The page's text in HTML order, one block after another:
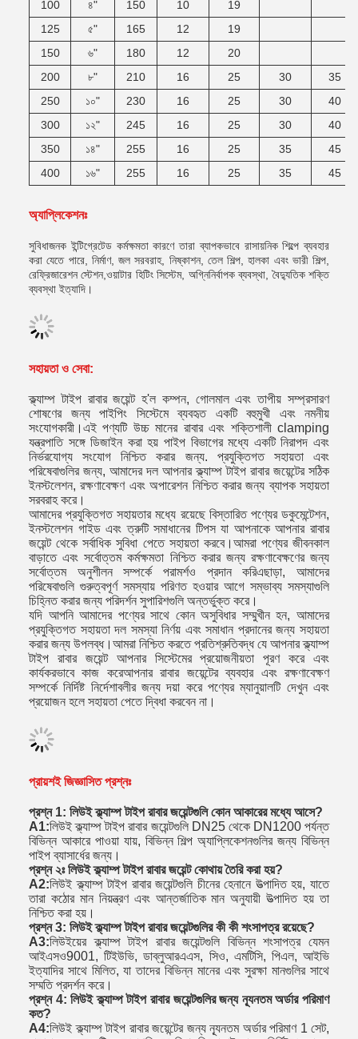
100 ৪" 150 10
19
125
৫" 165 12
19
150
৬" 180 12
20
200
৮" 210 16 25 30
35
250
১০" 230 16 25 30
40
300
১২" 245 16 25 30
40
350
১৪" 255 16 25 35
45
400
১৬" 255 16 25 35 45
অ্যাপ্লিকেশনঃ
সুবিধাজনক ইন্টিগ্রেটেড কর্মক্ষমতা কারণে তারা ব্যাপকভাবে রাসায়নিক শিল্পে ব্যবহার
করা যেতে পারে, নির্মাণ, জল সরবরাহ, নিষ্কাশন, তেল শিল্প, হালকা এবং ভারী শিল্প,
রেফ্রিজারেশন স্টেশন,ওয়াটার হিটিং সিস্টেম, অগ্নিনির্বাপক ব্যবস্থা, বৈদ্যুতিক শক্তি
ব্যবস্থা ইত্যাদি।
সহায়তা ও সেবা:
ক্ল্যাম্প টাইপ রাবার জয়েন্ট হ'ল কম্পন, গোলমাল এবং তাপীয় সম্প্রসারণ
শোষণের জন্য পাইপিং সিস্টেমে ব্যবহৃত একটি বহুমুখী এবং নমনীয়
সংযোগকারী।এই পণ্যটি উচ্চ মানের রাবার এবং শক্তিশালী clamping
যন্ত্রপাতি সঙ্গে ডিজাইন করা হয় পাইপ বিভাগের মধ্যে একটি নিরাপদ এবং
নির্ভরযোগ্য সংযোগ নিশ্চিত করার জন্য. প্রযুক্তিগত সহায়তা এবং
পরিষেবাগুলির জন্য, আমাদের দল আপনার ক্ল্যাম্প টাইপ রাবার জয়েন্টের সঠিক
ইনস্টলেশন, রক্ষণাবেক্ষণ এবং অপারেশন নিশ্চিত করার জন্য ব্যাপক সহায়তা
সরবরাহ করে।
আমাদের প্রযুক্তিগত সহায়তার মধ্যে রয়েছে বিস্তারিত পণ্যের ডকুমেন্টেশন,
ইনস্টলেশন গাইড এবং ত্রুটি সমাধানের টিপস যা আপনাকে আপনার রাবার
জয়েন্ট থেকে সর্বাধিক সুবিধা পেতে সহায়তা করবে।আমরা পণ্যের জীবনকাল
বাড়াতে এবং সর্বোত্তম কর্মক্ষমতা নিশ্চিত করার জন্য রক্ষণাবেক্ষণের জন্য
সর্বোত্তম অনুশীলন সম্পর্কে পরামর্শও প্রদান করিএছাড়া, আমাদের
পরিষেবাগুলি গুরুত্বপূর্ণ সমস্যায় পরিণত হওয়ার আগে সম্ভাব্য সমস্যাগুলি
চিহ্নিত করার জন্য পরিদর্শন সুপারিশগুলি অন্তর্ভুক্ত করে।
যদি আপনি আমাদের পণ্যের সাথে কোন অসুবিধার সম্মুখীন হন, আমাদের
প্রযুক্তিগত সহায়তা দল সমস্যা নির্ণয় এবং সমাধান প্রদানের জন্য সহায়তা
করার জন্য উপলব্ধ।আমরা নিশ্চিত করতে প্রতিশ্রুতিবদ্ধ যে আপনার ক্ল্যাম্প
টাইপ রাবার জয়েন্ট আপনার সিস্টেমের প্রয়োজনীয়তা পূরণ করে এবং
কার্যকরভাবে কাজ করেআপনার রাবার জয়েন্টের ব্যবহার এবং রক্ষণাবেক্ষণ
সম্পর্কে নির্দিষ্ট নির্দেশাবলীর জন্য দয়া করে পণ্যের ম্যানুয়ালটি দেখুন এবং
প্রয়োজন হলে সহায়তা পেতে দ্বিধা করবেন না।
প্রায়শই জিজ্ঞাসিত প্রশ্নঃ
প্রশ্ন 1: লিউই ক্ল্যাম্প টাইপ রাবার জয়েন্টগুলি কোন আকারের মধ্যে আসে?
A1:লিউই ক্ল্যাম্প টাইপ রাবার জয়েন্টগুলি DN25 থেকে DN1200 পর্যন্ত
বিভিন্ন আকারে পাওয়া যায়, বিভিন্ন শিল্প অ্যাপ্লিকেশনগুলির জন্য বিভিন্ন
পাইপ ব্যাসার্ধের জন্য।
প্রশ্ন ২ঃ লিউই ক্ল্যাম্প টাইপ রাবার জয়েন্ট কোথায় তৈরি করা হয়?
A2:লিউই ক্ল্যাম্প টাইপ রাবার জয়েন্টগুলি চীনের হেনানে উত্পাদিত হয়, যাতে
তারা কঠোর মান নিয়ন্ত্রণ এবং আন্তর্জাতিক মান অনুযায়ী উত্পাদিত হয় তা
নিশ্চিত করা হয়।
প্রশ্ন 3: লিউই ক্ল্যাম্প টাইপ রাবার জয়েন্টগুলির কী কী শংসাপত্র রয়েছে?
A3:লিউইয়ের ক্ল্যাম্প টাইপ রাবার জয়েন্টগুলি বিভিন্ন শংসাপত্র যেমন
আইএসও9001, টিইউভি, ডাব্লুআরএএস, সিও, এমটিসি, পিএল, আইভি
ইত্যাদির সাথে মিলিত, যা তাদের বিভিন্ন মানের এবং সুরক্ষা মানগুলির সাথে
সম্মতি প্রদর্শন করে।
প্রশ্ন 4: লিউই ক্ল্যাম্প টাইপ রাবার জয়েন্টগুলির জন্য ন্যূনতম অর্ডার পরিমাণ
কত?
A4:লিউই ক্ল্যাম্প টাইপ রাবার জয়েন্টের জন্য ন্যূনতম অর্ডার পরিমাণ 1 সেট,